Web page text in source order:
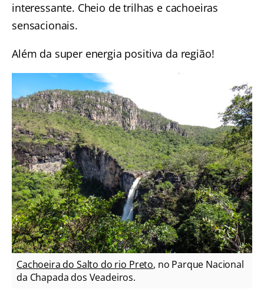
interessante. Cheio de trilhas e cachoeiras
sensacionais.
Além da super energia positiva da região!
Cachoeira do Salto do rio Preto, no Parque Nacional
da Chapada dos Veadeiros.